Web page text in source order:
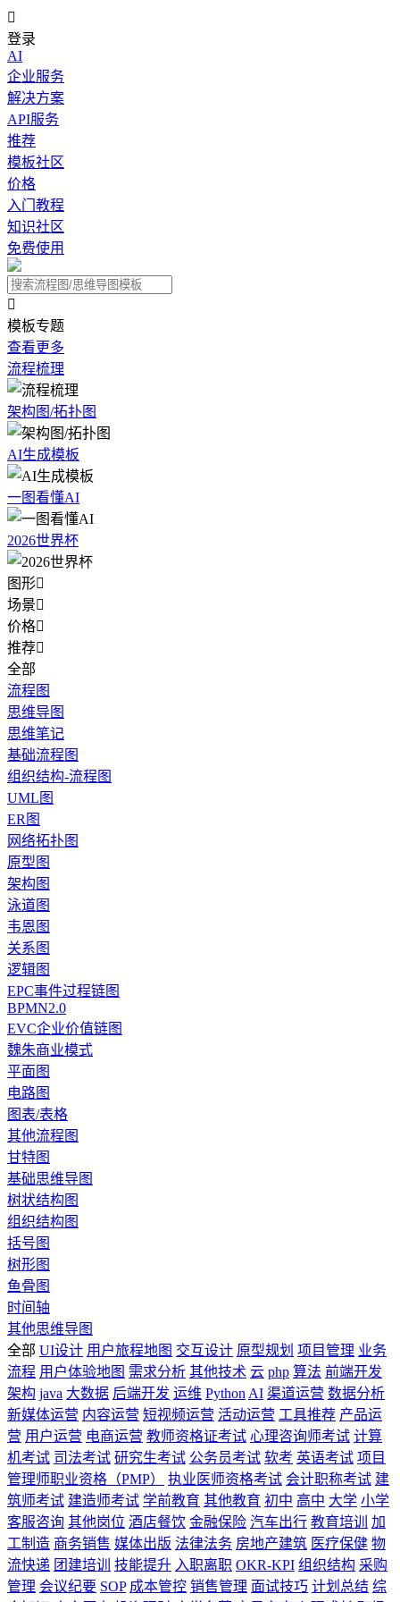

登录
AI
企业服务
解决方案
API服务
推荐
模板社区
价格
入门教程
知识社区
免费使用

模板专题
查看更多
流程梳理
架构图/拓扑图
AI生成模板
一图看懂AI
2026世界杯
图形
场景
价格
推荐
全部
流程图
思维导图
思维笔记
基础流程图
组织结构-流程图
UML图
ER图
网络拓扑图
原型图
架构图
泳道图
韦恩图
关系图
逻辑图
EPC事件过程链图
BPMN2.0
EVC企业价值链图
魏朱商业模式
平面图
电路图
图表/表格
其他流程图
甘特图
基础思维导图
树状结构图
组织结构图
括号图
树形图
鱼骨图
时间轴
其他思维导图
全部 UI设计 用户旅程地图 交互设计 原型规划 项目管理 业务
流程 用户体验地图 需求分析 其他技术 云 php 算法 前端开发
架构 java 大数据 后端开发 运维 Python AI 渠道运营 数据分析
新媒体运营 内容运营 短视频运营 活动运营 工具推荐 产品运
营 用户运营 电商运营 教师资格证考试 心理咨询师考试 计算
机考试 司法考试 研究生考试 公务员考试 软考 英语考试 项目
管理师职业资格（PMP）
执业医师资格考试 会计职称考试 建
筑师考试 建造师考试 学前教育 其他教育 初中 高中 大学 小学
客服咨询 其他岗位 酒店餐饮 金融保险 汽车出行 教育培训
加
工制造 商务销售 媒体出版 法律法务 房地产建筑 医疗保健 物
流快递 团建培训 技能提升 入职离职 OKR-KPI 组织结构 采购
管理 会议纪要 SOP 成本管控 销售管理 面试技巧 计划总结 综